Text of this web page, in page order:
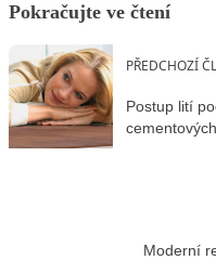
Pokračujte ve čtení
PŘEDCHOZÍ
Postup lití
Moderní